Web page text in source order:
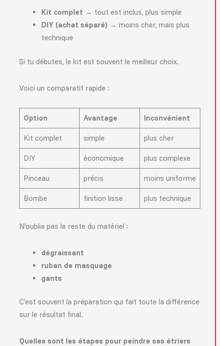
Kit complet → tout est inclus, plus simple
DIY (achat séparé) → moins cher, mais plus
technique
Si tu débutes, le kit est souvent le meilleur choix.
Voici un comparatif rapide :
Option Avantage Inconvénient
Kit complet simple plus cher
DIY économique plus complexe
Pinceau précis moins uniforme
Bombe finition lisse plus technique
N’oublie pas le reste du matériel :
dégraissant
ruban de masquage
gants
C’est souvent la préparation qui fait toute la différence
sur le résultat final.
Quelles sont les étapes pour peindre ses étriers